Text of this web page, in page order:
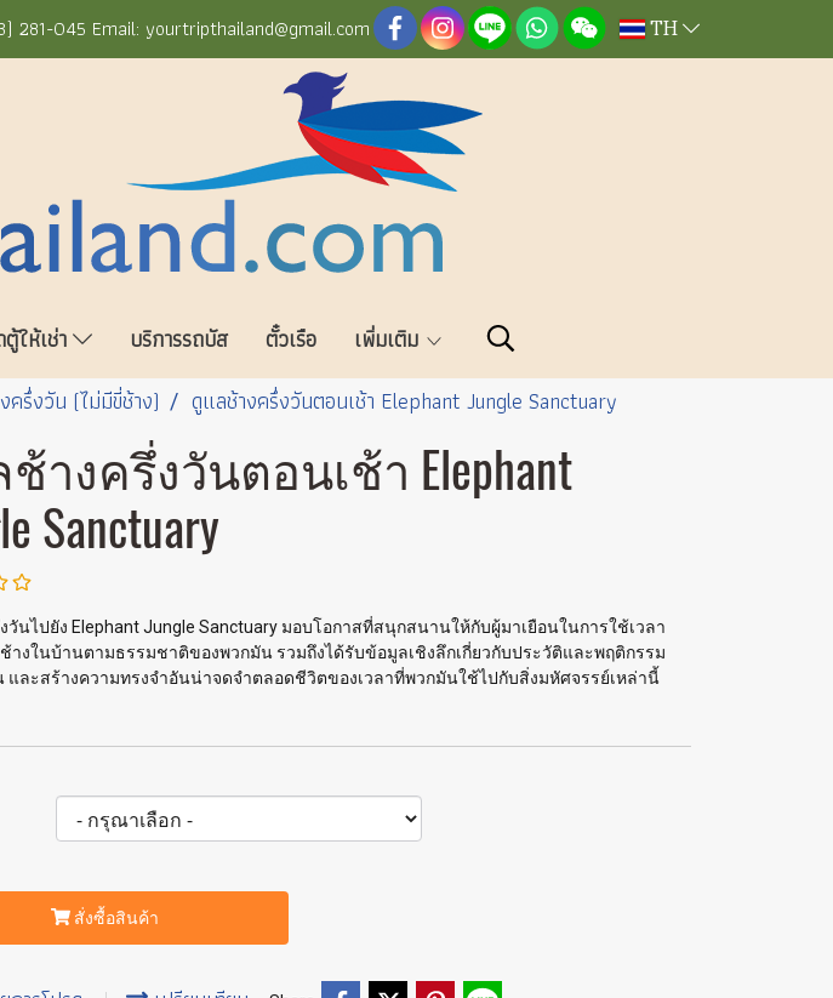
045 Email: yourtripthailand@gmail.com TH
ให้เช่า บริการรถบัส ตั๋วเรือ
เพิ่มเติม
ครึ่งวัน (ไม่มีขี่ช้าง) ดูแลช้างครึ่งวันตอนเช้า Elephant Jungle Sanctuary
างครึ่งวันตอนเช้า Elephant
Sanctuary
วันไปยัง Elephant Jungle Sanctuary มอบโอกาสที่สนุกสนานให้กับผู้มาเยือนในการใช้เวลา
งในบ้านตามธรรมชาติของพวกมัน รวมถึงได้รับข้อมูลเชิงลึกเกี่ยวกับประวัติและพฤติกรรม
และสร้างความทรงจำอันน่าจดจำตลอดชีวิตของเวลาที่พวกมันใช้ไปกับสิ่งมหัศจรรย์เหล่านี้
สั่งซื้อสินค้า